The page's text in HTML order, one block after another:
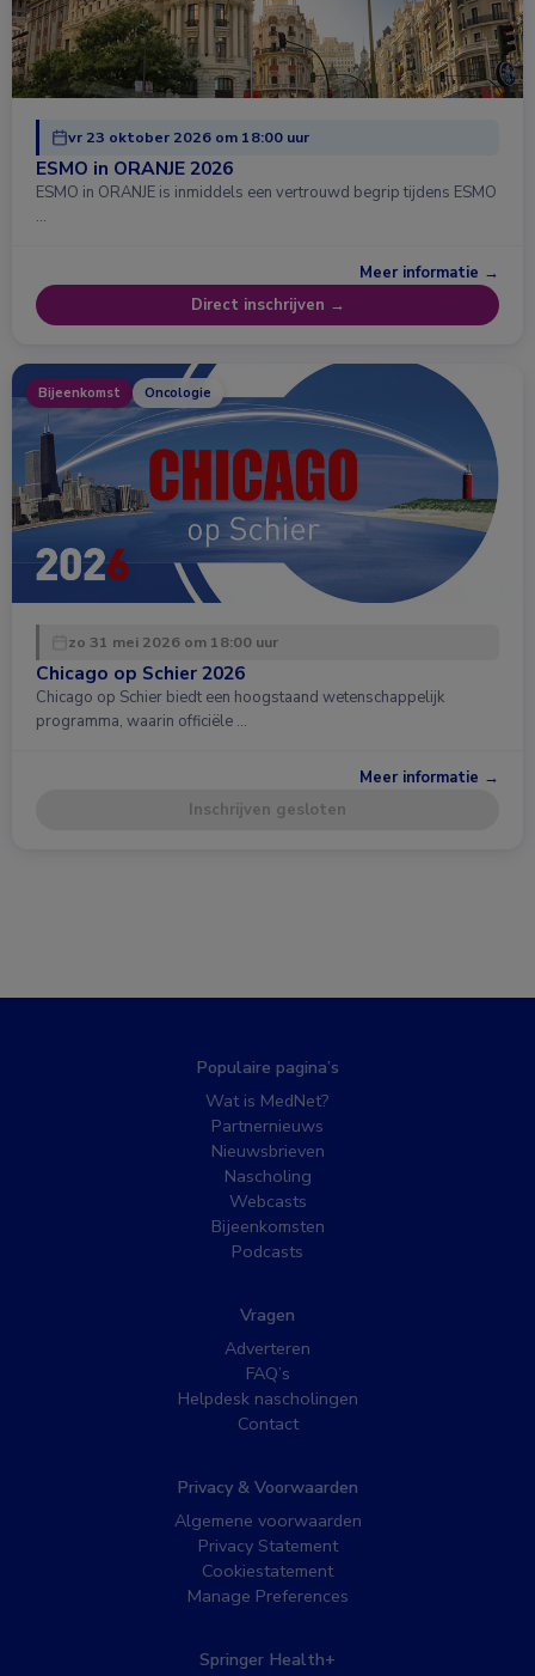
vr 23 oktober 2026 om 18:00 uur
ESMO in ORANJE 2026
ESMO in ORANJE is inmiddels een vertrouwd begrip tijdens ESMO
…
Meer informatie →
Direct inschrijven →
Bijeenkomst Oncologie
zo 31 mei 2026 om 18:00 uur
Chicago op Schier 2026
Chicago op Schier biedt een hoogstaand wetenschappelijk
programma, waarin officiële …
Meer informatie →
Inschrijven gesloten
Populaire pagina’s
Wat is MedNet?
Partnernieuws
Nieuwsbrieven
Nascholing
Webcasts
Bijeenkomsten
Podcasts
Vragen
Adverteren
FAQ’s
Helpdesk nascholingen
Contact
Privacy & Voorwaarden
Algemene voorwaarden
Privacy Statement
Cookiestatement
Manage Preferences
Springer Health+